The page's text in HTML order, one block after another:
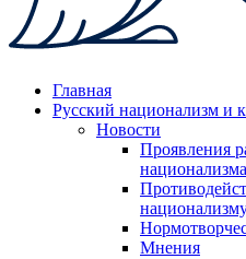
Главная
Русский национализм и
Новости
Проявления
национализма
Мнения